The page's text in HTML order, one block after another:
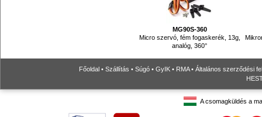
MG90S-360
Micro szervó, fém fogaskerék, 13g,
analóg, 360°
Főoldal • Szállítás • Súgó • GyIK • RMA• Általános szerződési
A csomagküldés a